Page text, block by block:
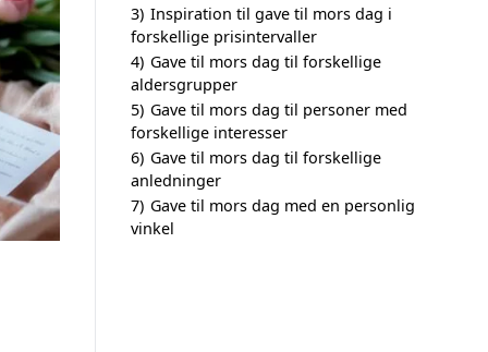
3) Inspiration til gave til mors dag i
forskellige prisintervaller
4) Gave til mors dag til forskellige
aldersgrupper
5) Gave til mors dag til personer med
forskellige interesser
6) Gave til mors dag til forskellige
anledninger
7) Gave til mors dag med en personlig
vinkel